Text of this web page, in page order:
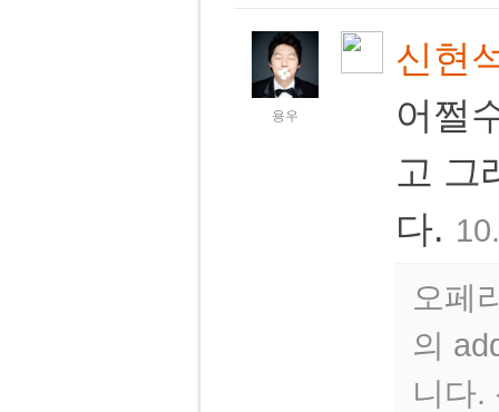
용우
신현
어쩔
고 그
다.
오페
의
니다.